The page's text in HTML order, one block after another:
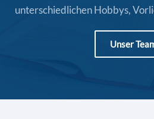
unterschiedlichen Hobbys,
Unser